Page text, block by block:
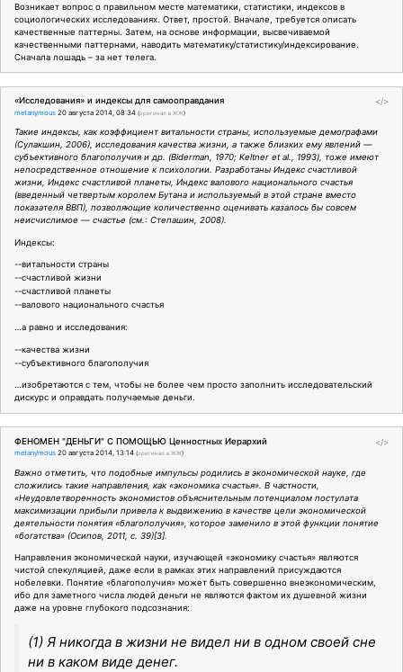
Возникает вопрос о правильном месте математики, статистики, индексов в
социологических исследованиях. Ответ, простой. Вначале, требуется описать
качественные паттерны. Затем, на основе информации, высвечиваемой
качественными паттернами, наводить математику/статистику/индексирование.
Сначала лошадь – за нет телега.
</>
«Исследования» и индексы для самооправдания
metanymous 20 августа 2014, 08:34 (оригинал в ЖЖ)
Такие индексы, как коэффициент витальности страны, используемые демографами
(Сулакшин, 2006), исследования качества жизни, а также близких ему явлений —
субъективного благополучия и др. (Biderman, 1970; Keltner et al., 1993), тоже имеют
непосредственное отношение к психологии. Разработаны Индекс счастливой
жизни, Индекс счастливой планеты, Индекс валового национального счастья
(введенный четвертым королем Бутана и используемый в этой стране вместо
показателя ВВП), позволяющие количественно оценивать казалось бы совсем
неисчислимое — счастье (см.: Степашин, 2008).
Индексы:
--витальности страны
--счастливой жизни
--счастливой планеты
--валового национального счастья
…а равно и исследования:
--качества жизни
--субъективного благополучия
…изобретаются с тем, чтобы не более чем просто заполнить исследовательский
дискурс и оправдать получаемые деньги.
</>
ФЕНОМЕН "ДЕНЬГИ" С ПОМОЩЬЮ Ценностных Иерархий
metanymous 20 августа 2014, 13:14 (оригинал в ЖЖ)
Важно отметить, что подобные импульсы родились в экономической науке, где
сложились такие направления, как «экономика счастья». В частности,
«Неудовлетворенность экономистов объяснительным потенциалом постулата
максимизации прибыли привела к выдвижению в качестве цели экономической
деятельности понятия «благополучия», которое заменило в этой функции понятие
«богатства» (Осипов, 2011, с. 39)[3].
Направления экономической науки, изучающей «экономику счастья» являются
чистой спекуляцией, даже если в рамках этих направлений присуждаются
нобелевки. Понятие «благополучия» может быть совершенно внеэкономическим,
ибо для заметного числа людей деньги не являются фактом их душевной жизни
даже на уровне глубокого подсознания:
(1) Я никогда в жизни не видел ни в одном своей сне
ни в каком виде денег.